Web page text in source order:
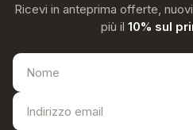
Ricevi in anteprima offerte,
più il 10% sul